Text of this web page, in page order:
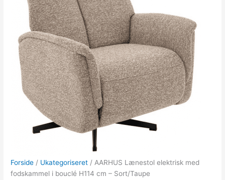
Forside / Ukategoriseret / AARHUS Lænestol elektrisk med
fodskammel i bouclé H114 cm – Sort/Taupe